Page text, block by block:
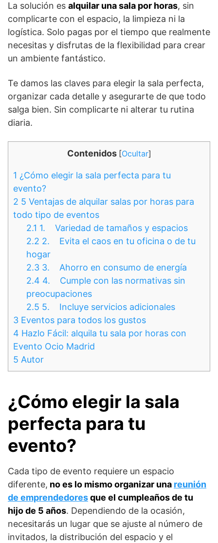
La solución es alquilar una sala por horas, sin
complicarte con el espacio, la limpieza ni la
logística. Solo pagas por el tiempo que realmente
necesitas y disfrutas de la flexibilidad para crear
un ambiente fantástico.
Te damos las claves para elegir la sala perfecta,
organizar cada detalle y asegurarte de que todo
salga bien. Sin complicarte ni alterar tu rutina
diaria.
Contenidos [Ocultar]
1 ¿Cómo elegir la sala perfecta para tu
evento?
2 5 Ventajas de alquilar salas por horas para
todo tipo de eventos
2.1 1. Variedad de tamaños y espacios
2.2 2. Evita el caos en tu oficina o de tu
hogar
2.3 3. Ahorro en consumo de energía
2.4 4. Cumple con las normativas sin
preocupaciones
2.5 5. Incluye servicios adicionales
3 Eventos para todos los gustos
4 Hazlo Fácil: alquila tu sala por horas con
Evento Ocio Madrid
5 Autor
¿Cómo elegir la sala
perfecta para tu
evento?
Cada tipo de evento requiere un espacio
diferente, no es lo mismo organizar una reunión
de emprendedoresque el cumpleaños de tu
hijo de 5 años. Dependiendo de la ocasión,
necesitarás un lugar que se ajuste al número de
invitados, la distribución del espacio y el